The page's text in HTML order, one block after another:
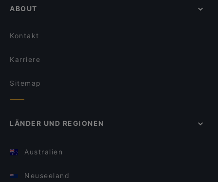
ABOUT
Kontakt
Karriere
Sitemap
LÄNDER UND REGIONEN
Australien
Neuseeland